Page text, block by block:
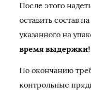
После этого
оставить состав
указанного на
время выдержки!
По окончанию
контрольные